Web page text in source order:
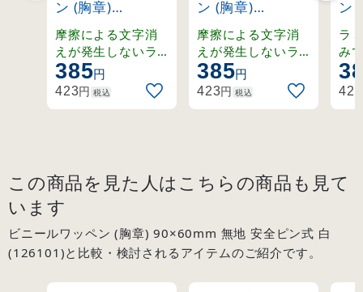
ン (胸章)
90×60mm 安全
ピン式 交通安全
(126027)
摩擦による文字消
えが発生しないラ
ミネート加工済み
ワッペン。
385円
423円 税込
ン (胸章)
90×60mm 安全
ピン式 安全当番
(126009)
摩擦による文字消
えが発生しないラ
ミネート加工済み
ワッペン。
385円
423円 税込
ン
ピ
ク
ラ
み
423
この商品を見た人はこちらの商品も見て
います
ビニールワッペン (胸章) 90×60mm 無地 安全ピン式 白
(126101)と比較・検討されるアイテムのご紹介です。